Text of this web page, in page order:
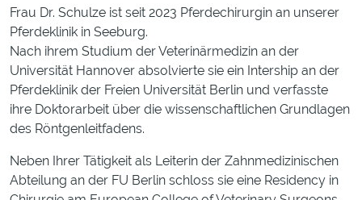
Frau Dr. Schulze ist seit 2023 Pferdechirurgin an unserer
Pferdeklinik in Seeburg.
Nach ihrem Studium der Veterinärmedizin an der
Universität Hannover absolvierte sie ein Intership an der
Pferdeklinik der Freien Universität Berlin und verfasste
ihre Doktorarbeit über die wissenschaftlichen Grundlagen
des Röntgenleitfadens.
Neben Ihrer Tätigkeit als Leiterin der Zahnmedizinischen
Abteilung an der FU Berlin schloss sie eine Residency in